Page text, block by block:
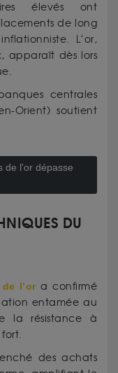
élevés ont
de long
L’or,
apparaît dès lors
centrales
Orient) soutient
de l'or dépasse
DU
l’ora confirmé
entamée au
la résistance à
des achats